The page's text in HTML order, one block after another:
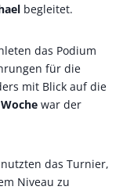
begleitet.
das Podium
für die
mit Blick auf die
war der
nutzten das Turnier,
Niveau zu